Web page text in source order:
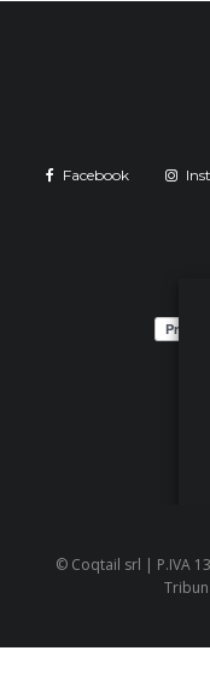
Facebook
© Coqtail srl | P.IVA